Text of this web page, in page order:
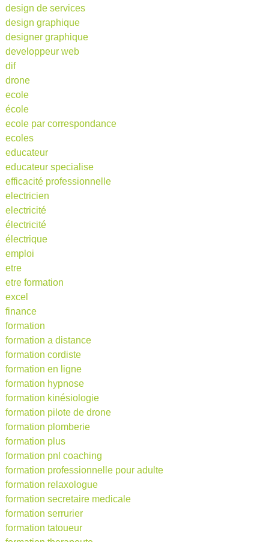
design de services
design graphique
designer graphique
developpeur web
dif
drone
ecole
école
ecole par correspondance
ecoles
educateur
educateur specialise
efficacité professionnelle
electricien
electricité
électricité
électrique
emploi
etre
etre formation
excel
finance
formation
formation a distance
formation cordiste
formation en ligne
formation hypnose
formation kinésiologie
formation pilote de drone
formation plomberie
formation plus
formation pnl coaching
formation professionnelle pour adulte
formation relaxologue
formation secretaire medicale
formation serrurier
formation tatoueur